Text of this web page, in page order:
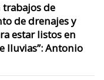
trabajos de
de drenajes y
estar listos en
lluvias”: Antonio